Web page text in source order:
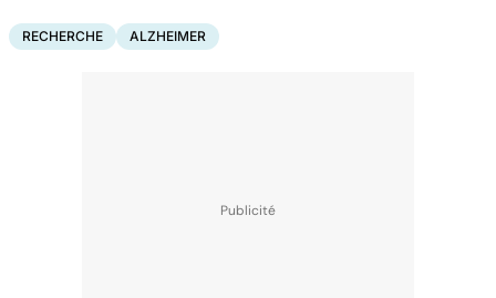
RECHERCHE ALZHEIMER